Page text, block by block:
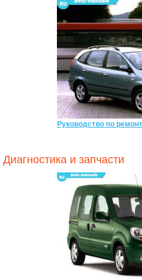
Руководство по
Диагностика и запчасти